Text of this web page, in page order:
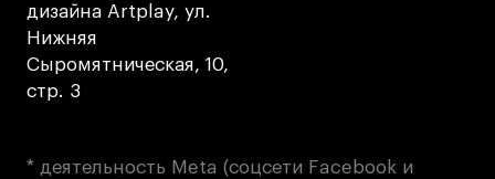
дизайна Artplay, ул.
Нижняя
Сыромятническая, 10,
стр. 3
* деятельность Meta (соцсети Facebook и